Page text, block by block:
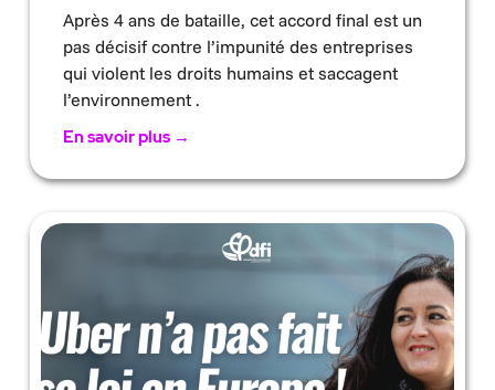
Après 4 ans de bataille, cet accord final est un
pas décisif contre l’impunité des entreprises
qui violent les droits humains et saccagent
l’environnement .
En savoir plus →